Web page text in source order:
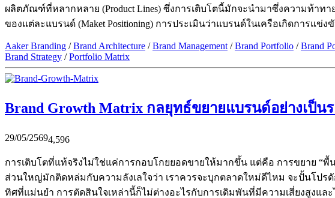
ผลิตภัณฑ์ที่หลากหลาย (Product Lines) ซึ่งการเติบโตนี้มักจะนำมาซึ่งความท้า
ของแต่ละแบรนด์ (Maket Positioning) การประเมินว่าแบรนด์ในเครือเกิดการแ
Aaker Branding /Brand Architecture /Brand Management /Brand Portfolio /Brand
Brand Strategy /Portfolio Matrix
Brand Growth Matrix กลยุทธ์ขยายแบรนด์อย่างเป็น
29/05/25694,596
การเติบโตที่แท้จริงไม่ใช่แค่การกอบโกยยอดขายให้มากขึ้น แต่คือ การขยาย “
ส่วนใหญ่มักติดหล่มกับความลังเลใจว่า เราควรจะบุกตลาดใหม่ดีไหม จะปั้นโป
ทิศที่แม่นยำ การตัดสินใจเหล่านี้ก็ไม่ต่างอะไรกับการเดิมพันที่มีความเสี่ยงสูงแล